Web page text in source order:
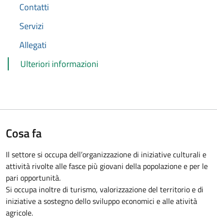
Contatti
Servizi
Allegati
Ulteriori informazioni
Cosa fa
Il settore si occupa dell’organizzazione di iniziative culturali e
attività rivolte alle fasce più giovani della popolazione e per le
pari opportunità.
Si occupa inoltre di turismo, valorizzazione del territorio e di
iniziative a sostegno dello sviluppo economici e alle atività
agricole.